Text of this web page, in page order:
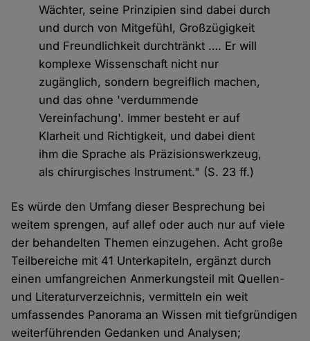
Wächter, seine Prinzipien sind dabei durch
und durch von Mitgefühl, Großzügigkeit
und Freundlichkeit durchtränkt …. Er will
komplexe Wissenschaft nicht nur
zugänglich, sondern begreiflich machen,
und das ohne 'verdummende
Vereinfachung'. Immer besteht er auf
Klarheit und Richtigkeit, und dabei dient
ihm die Sprache als Präzisionswerkzeug,
als chirurgisches Instrument." (S. 23 ff.)
Es würde den Umfang dieser Besprechung bei
weitem sprengen, auf allef oder auch nur auf viele
der behandelten Themen einzugehen. Acht große
Teilbereiche mit 41 Unterkapiteln, ergänzt durch
einen umfangreichen Anmerkungsteil mit Quellen-
und Literaturverzeichnis, vermitteln ein weit
umfassendes Panorama an Wissen mit tiefgründigen
weiterführenden Gedanken und Analysen;